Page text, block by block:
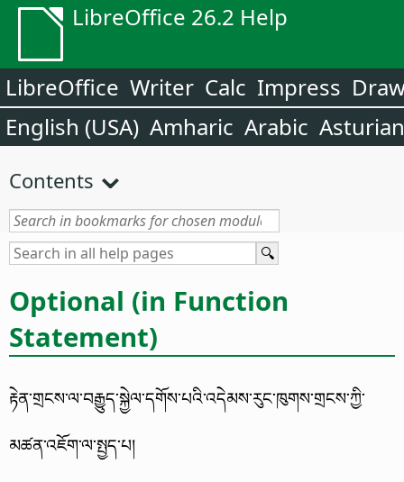
LibreOffice 26.2 Help
LibreOffice Writer Calc Impress
English (USA) Amharic Arabic Asturian
Contents
Optional (in Function
Statement)
རྟེན་གྲངས་ལ་བརྒྱུད་སྐྱེལ་དགོས་པའི་འདེམས་རུང་ཁུགས་གྲངས་ཀྱི་
མཚན་འཇོག་ལ་སྤྱད་པ།